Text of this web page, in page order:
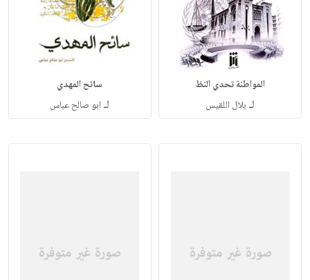
المواطنة تحدي النظ
لـ بلال اللقيس
سائح المهدي
لـ ابو صالح عباس